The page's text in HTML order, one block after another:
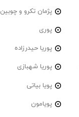
پژمان تکرو و چوبین
پوری
پوریا حیدرزاده
پوریا شهبازی
پویا بیاتی
پویامون